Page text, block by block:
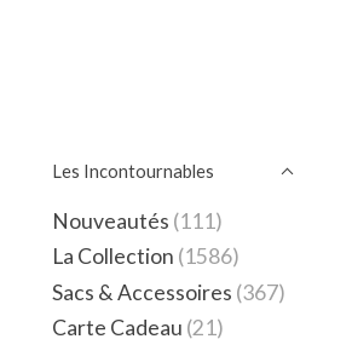
Les Incontournables
Nouveautés (111)
La Collection (1586)
Sacs & Accessoires (367)
Carte Cadeau (21)